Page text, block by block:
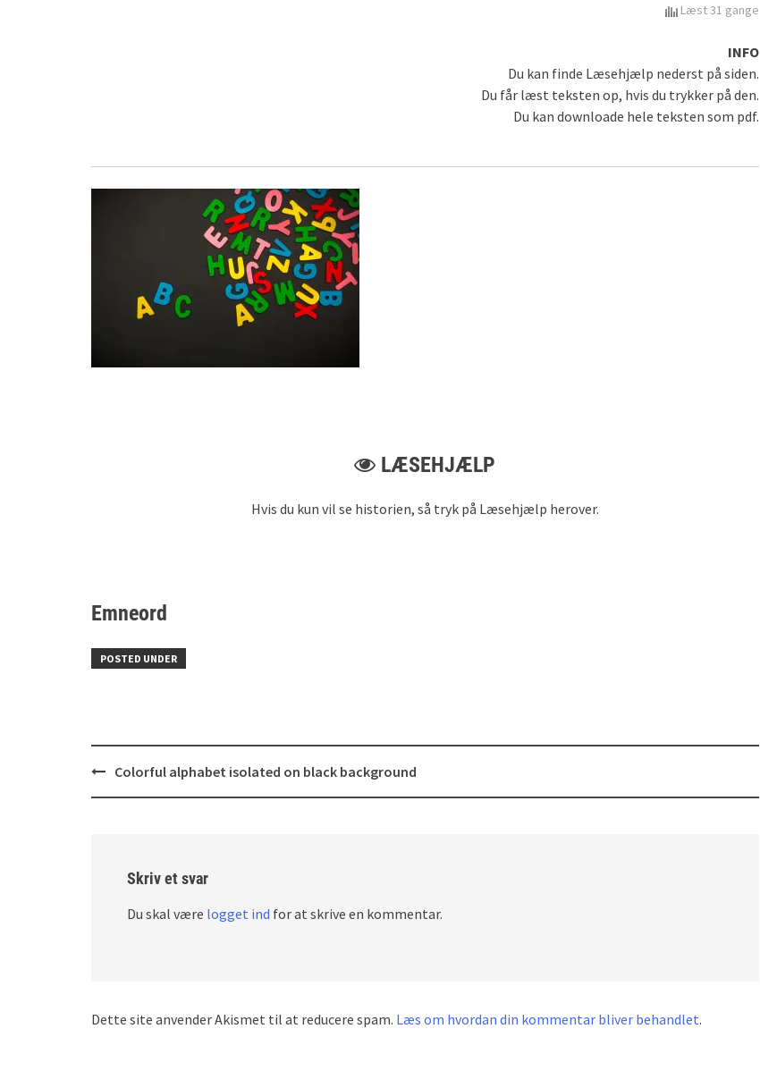
Læst 31 gange
INFO
Du kan finde Læsehjælp nederst på siden.
Du får læst teksten op, hvis du trykker på den.
Du kan downloade hele teksten som pdf.
LÆSEHJÆLP
Hvis du kun vil se historien, så tryk på Læsehjælp herover.
Emneord
POSTED UNDER
PostColorful alphabet isolated on black background
Skriv et svar
Du skal være logget ind for at skrive en kommentar.
Dette site anvender Akismet til at reducere spam. Læs om hvordan din kommentar bliver behandlet.